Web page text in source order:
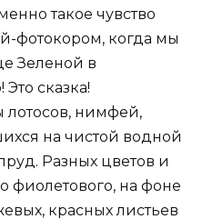
такое чувство
фотокором, когда мы
Зеленой в
Это сказка!
лотосов, нимфей,
на чистой водной
Разных цветов и
фиолетового, на фоне
красных листьев